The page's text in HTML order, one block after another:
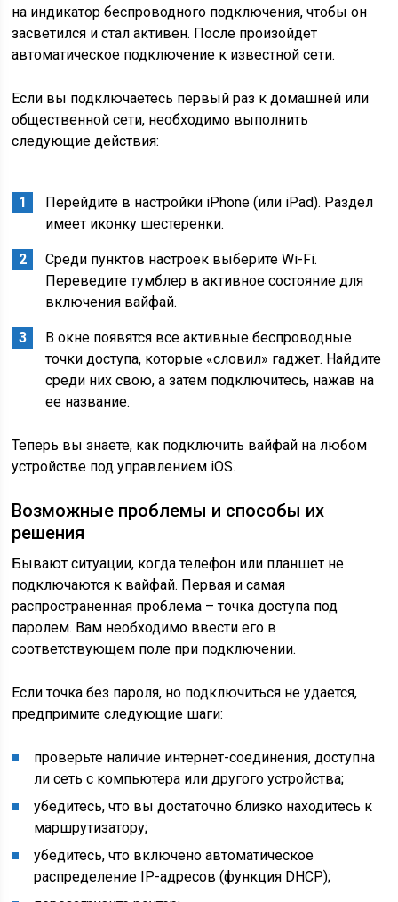
на индикатор беспроводного подключения, чтобы он
засветился и стал активен. После произойдет
автоматическое подключение к известной сети.
Если вы подключаетесь первый раз к домашней или
общественной сети, необходимо выполнить
следующие действия:
Перейдите в настройки iPhone (или iPad). Раздел
имеет иконку шестеренки.
Среди пунктов настроек выберите Wi-Fi.
Переведите тумблер в активное состояние для
включения вайфай.
В окне появятся все активные беспроводные
точки доступа, которые «словил» гаджет. Найдите
среди них свою, а затем подключитесь, нажав на
ее название.
Теперь вы знаете, как подключить вайфай на любом
устройстве под управлением iOS.
Возможные проблемы и способы их
решения
Бывают ситуации, когда телефон или планшет не
подключаются к вайфай. Первая и самая
распространенная проблема – точка доступа под
паролем. Вам необходимо ввести его в
соответствующем поле при подключении.
Если точка без пароля, но подключиться не удается,
предпримите следующие шаги:
проверьте наличие интернет-соединения, доступна
ли сеть с компьютера или другого устройства;
убедитесь, что вы достаточно близко находитесь к
маршрутизатору;
убедитесь, что включено автоматическое
распределение IP-адресов (функция DHCP);